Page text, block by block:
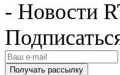
- Новости